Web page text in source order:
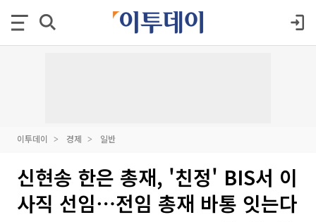
이투데이 경제 일반
신현송 한은 총재, '친정' BIS서 이
사직 선임⋯전임 총재 바통 잇는다